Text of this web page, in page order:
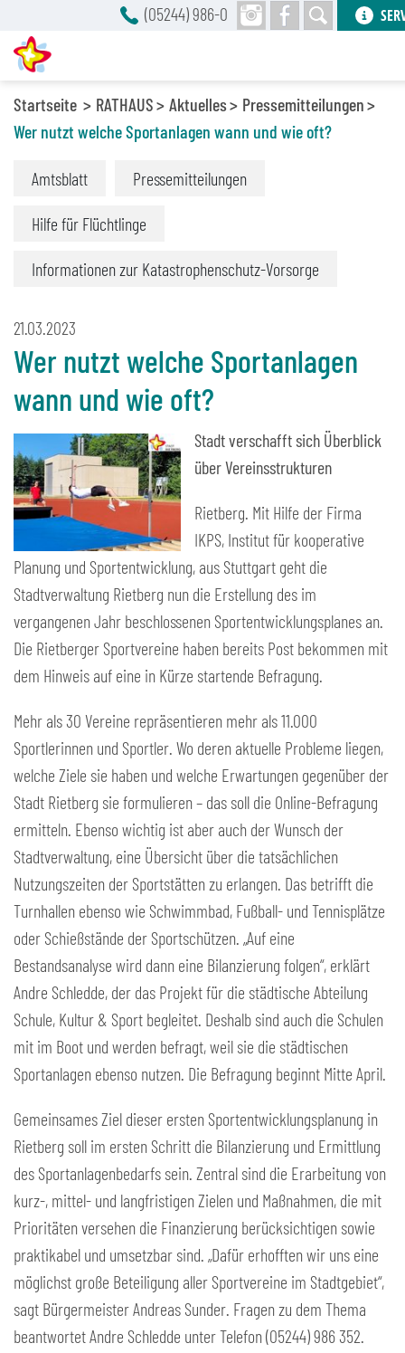
Startseite RATHAUS Aktuelles
Pressemitteilungen
Wer nutzt welche Sportanlagen wann und wie oft?
Amtsblatt Pressemitteilungen
Hilfe für Flüchtlinge
Informationen zur Katastrophenschutz-Vorsorge
21.03.2023
Wer nutzt welche Sportanlagen
wann und wie oft?
Stadt verschafft sich Überblick
über Vereinsstrukturen
Rietberg. Mit Hilfe der Firma
IKPS, Institut für kooperative
Planung und Sportentwicklung, aus Stuttgart geht die
Stadtverwaltung Rietberg nun die Erstellung des im
vergangenen Jahr beschlossenen Sportentwicklungsplanes an.
Die Rietberger Sportvereine haben bereits Post bekommen mit
dem Hinweis auf eine in Kürze startende Befragung.
Mehr als 30 Vereine repräsentieren mehr als 11.000
Sportlerinnen und Sportler. Wo deren aktuelle Probleme liegen,
welche Ziele sie haben und welche Erwartungen gegenüber der
Stadt Rietberg sie formulieren – das soll die Online-Befragung
ermitteln. Ebenso wichtig ist aber auch der Wunsch der
Stadtverwaltung, eine Übersicht über die tatsächlichen
Nutzungszeiten der Sportstätten zu erlangen. Das betrifft die
Turnhallen ebenso wie Schwimmbad, Fußball- und Tennisplätze
oder Schießstände der Sportschützen. „Auf eine
Bestandsanalyse wird dann eine Bilanzierung folgen“, erklärt
Andre Schledde, der das Projekt für die städtische Abteilung
Schule, Kultur & Sport begleitet. Deshalb sind auch die Schulen
mit im Boot und werden befragt, weil sie die städtischen
Sportanlagen ebenso nutzen. Die Befragung beginnt Mitte April.
Gemeinsames Ziel dieser ersten Sportentwicklungsplanung in
Rietberg soll im ersten Schritt die Bilanzierung und Ermittlung
des Sportanlagenbedarfs sein. Zentral sind die Erarbeitung von
kurz-, mittel- und langfristigen Zielen und Maßnahmen, die mit
Prioritäten versehen die Finanzierung berücksichtigen sowie
praktikabel und umsetzbar sind. „Dafür erhofften wir uns eine
möglichst große Beteiligung aller Sportvereine im Stadtgebiet“,
sagt Bürgermeister Andreas Sunder. Fragen zu dem Thema
beantwortet Andre Schledde unter Telefon (05244) 986 352.
(05244) 986-0